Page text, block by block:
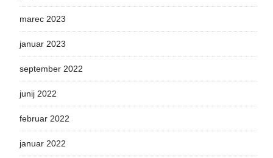
marec 2023
januar 2023
september 2022
junij 2022
februar 2022
januar 2022